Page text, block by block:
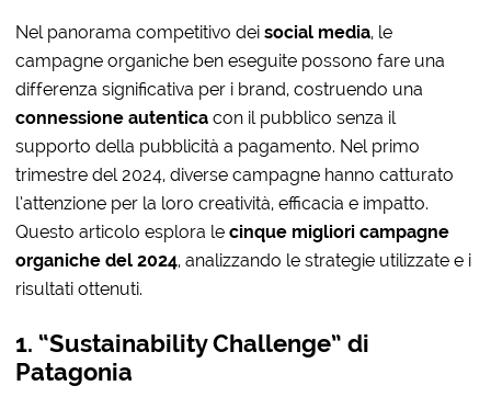
Nel panorama competitivo deisocial media, le
campagne organiche ben eseguite possono fare una
differenza significativa per i brand, costruendo una
connessione autentica con il pubblico senza il
supporto della pubblicità a pagamento. Nel primo
trimestre del 2024, diverse campagne hanno catturato
l’attenzione per la loro creatività, efficacia e impatto.
Questo articolo esplora lecinque migliori campagne
organiche del 2024, analizzando le strategie utilizzate e i
risultati ottenuti.
1. “Sustainability Challenge” di
Patagonia